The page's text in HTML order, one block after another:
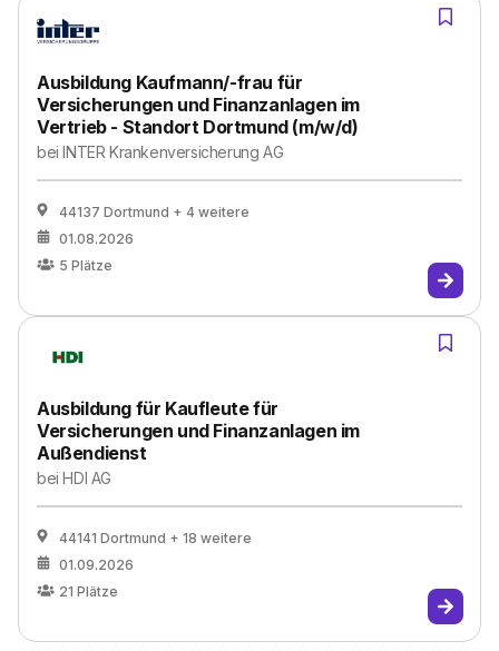
Ausbildung Kaufmann/-frau für
Versicherungen und Finanzanlagen im
Vertrieb - Standort Dortmund (m/w/d)
beiINTER Krankenversicherung AG
44137 Dortmund + 4 weitere
01.08.2026
5 Plätze
Ausbildung für Kaufleute für
Versicherungen und Finanzanlagen im
Außendienst
beiHDI AG
44141 Dortmund + 18 weitere
01.09.2026
21 Plätze